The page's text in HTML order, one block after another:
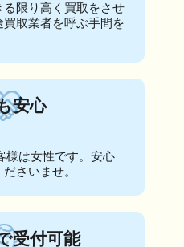
限り高く買取をさせ
取業者を呼ぶ手間を
安心
様は女性です。安心
さいませ。
受付可能